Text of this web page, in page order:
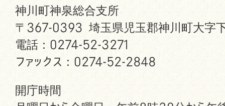
神川町神泉総合支所
〒367-0393 埼玉県児玉郡神川町大字
電話：0274-52-3271
ファックス：0274-52-2848
開庁時間